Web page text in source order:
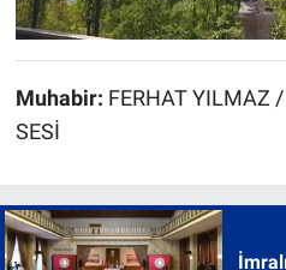
Muhabir: FERHAT YILMAZ
SESİ